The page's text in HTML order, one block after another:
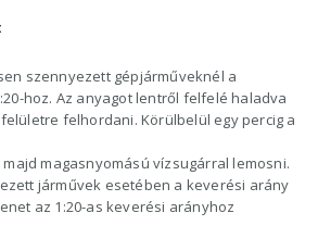
szennyezett gépjárműveknél a
hoz. Az anyagot lentről felfelé haladva
felhordani. Körülbelül egy percig a
magasnyomású vízsugárral lemosni.
járművek esetében a keverési arány
az 1:20-as keverési arányhoz